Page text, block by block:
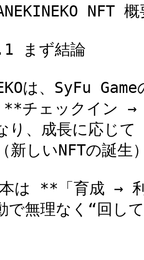
NFT 概
まず結論
は、SyFu
**チェックイン
り、成長に応じ
しいNFTの誕生
本は **「育成 →
で無理なく“回し